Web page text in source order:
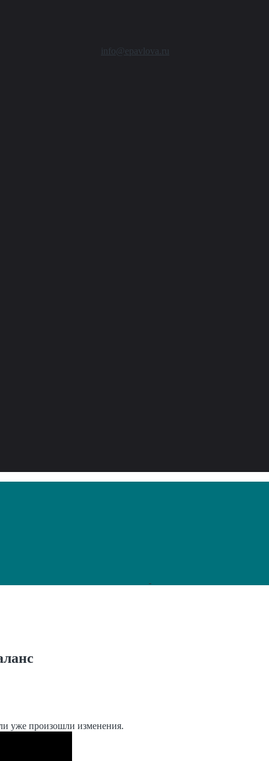
info@epavlova.ru
уже произошли изменения.